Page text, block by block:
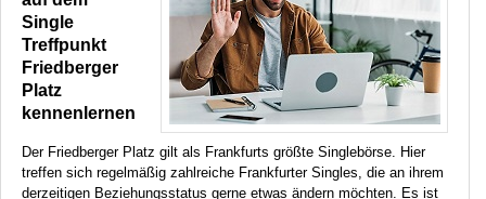
Single
Treffpunkt
Friedberger
Platz
kennenlernen
Der Friedberger Platz gilt als Frankfurts größte Singlebörse. Hier
treffen sich regelmäßig zahlreiche Frankfurter Singles, die an ihrem
derzeitigen Beziehungsstatus gerne etwas ändern möchten. Es ist